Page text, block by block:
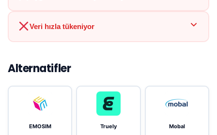
Veri hızla tükeniyor
Alternatifler
EMOSIM Truely Mobal